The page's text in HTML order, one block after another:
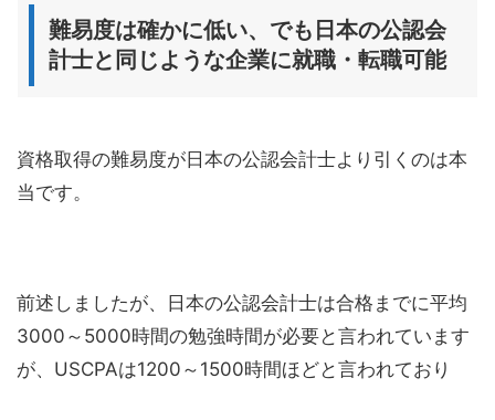
難易度は確かに低い、でも日本の公認会
計士と同じような企業に就職・転職可能
資格取得の難易度が日本の公認会計士より引くのは本
当です。
前述しましたが、日本の公認会計士は合格までに平均
3000～5000時間の勉強時間が必要と言われています
が、USCPAは1200～1500時間ほどと言われており